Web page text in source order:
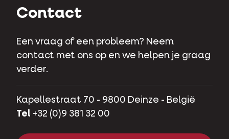
Contact
Een vraag of een probleem? Neem
contact met ons op en we helpen je graag
verder.
Kapellestraat 70 - 9800 Deinze - België
Tel +32 (0)9 381 32 00